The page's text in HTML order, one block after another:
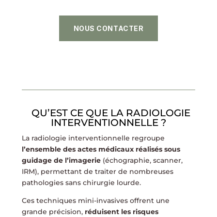
NOUS CONTACTER
QU’EST CE QUE LA RADIOLOGIE
INTERVENTIONNELLE ?
La radiologie interventionnelle regroupe
l’ensemble des actes médicaux réalisés sous
guidage de l’imagerie(échographie, scanner,
IRM), permettant de traiter de nombreuses
pathologies sans chirurgie lourde.
Ces techniques mini-invasives offrent une
grande précision, réduisent les risques